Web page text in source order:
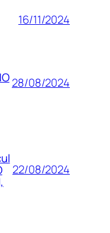
16/11/2024
28/08/2024
22/08/2024